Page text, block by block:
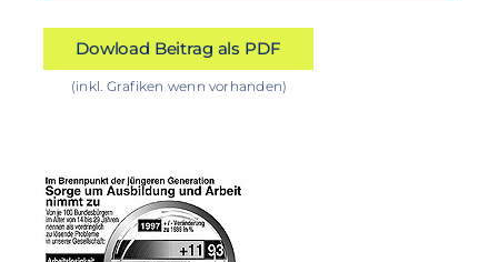
Dowload Beitrag als PDF
(inkl. Grafiken wenn vorhanden)